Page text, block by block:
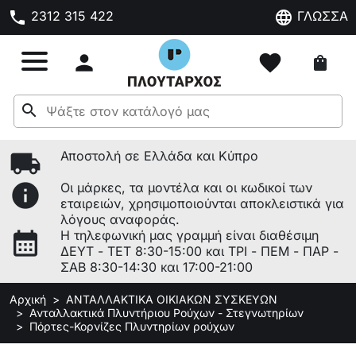
phone 2312 315 422 language ΓΛΩΣΣΑ
 favorite shopping_bag
search
local_shipping Αποστολή σε Ελλάδα και Κύπρο
info
Οι μάρκες, τα μοντέλα και οι κωδικοί των
εταιρειών, χρησιμοποιούνται αποκλειστικά για
λόγους αναφοράς.
calendar_month
Η τηλεφωνική μας γραμμή είναι διαθέσιμη
ΔΕΥΤ - ΤΕΤ 8:30-15:00 και ΤΡΙ - ΠΕΜ - ΠΑΡ -
ΣΑΒ 8:30-14:30 και 17:00-21:00
Αρχική
ΑΝΤΑΛΛΑΚΤΙΚΑ ΟΙΚΙΑΚΩΝ ΣΥΣΚΕΥΩΝ
Ανταλλακτικά Πλυντήριου Ρούχων - Στεγνωτηρίων
Πόρτες-Κορνίζες Πλυντηρίων ρούχων